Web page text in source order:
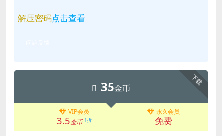
解压密码点击查看
下载
35金币
VIP会员
3.5金币 1折
永久会员
免费